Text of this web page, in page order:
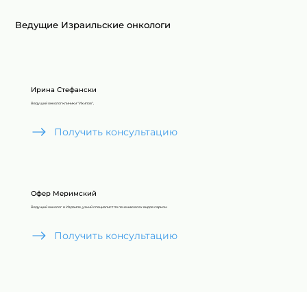
Ведущие Израильские онкологи
Ирина Стефански
Ведущий онколог клиники "Ихилов",
Получить консультацию
Офер Меримский
Ведущий онколог в Израиле, узкий специалист по лечению всех видов сарком
Получить консультацию